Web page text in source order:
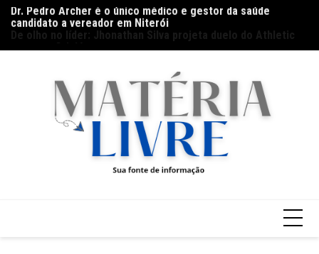
para
conteúdo
candidato a vereador em Niterói
De olho no líder: Jhonathan Silva projeta duelo do Athletic
contra o Criciúma